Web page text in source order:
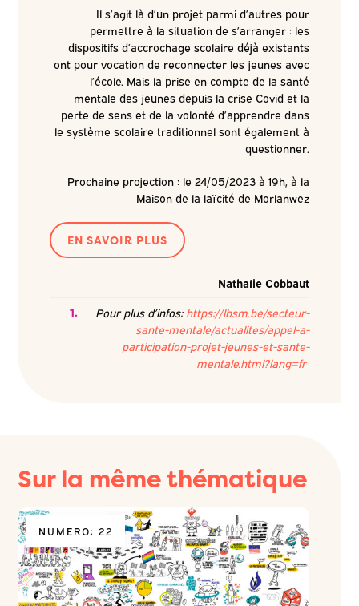
Il s’agit là d’un projet parmi d’autres pour
permettre à la situation de s’arranger : les
dispositifs d’accrochage scolaire déjà existants
ont pour vocation de reconnecter les jeunes avec
l’école. Mais la prise en compte de la santé
mentale des jeunes depuis la crise Covid et la
perte de sens et de la volonté d’apprendre dans
le système scolaire traditionnel sont également à
questionner.
Prochaine projection : le 24/05/2023 à 19h, à la
Maison de la laïcité de Morlanwez
EN SAVOIR PLUS
Nathalie Cobbaut
Pour plus d’infos: https://lbsm.be/secteur-
sante-mentale/actualites/appel-a-
participation-projet-jeunes-et-sante-
mentale.html?lang=fr
Sur la même thématique
NUMERO: 22